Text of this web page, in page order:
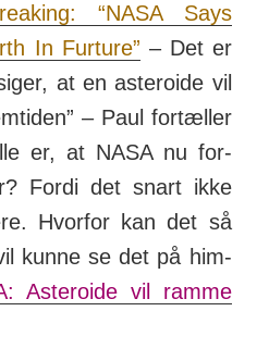
“NASA Says
In Furture” – Det er
at en aste­roide vil
– Paul for­tæller
er, at NASA nu for­
Fordi det snart ikke
Hvorfor kan det så
kunne se det på him­
Aste­roide vil ramme